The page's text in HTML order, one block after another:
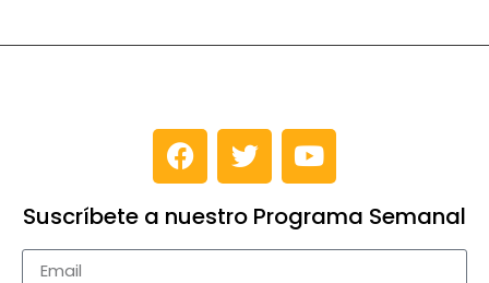
Suscríbete a nuestro Programa Semanal